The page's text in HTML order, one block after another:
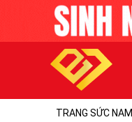
TRANG SỨC NAM